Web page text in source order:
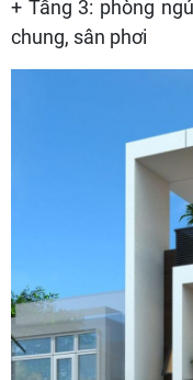
+ Tầng 3: phòng
chung, sân phơi